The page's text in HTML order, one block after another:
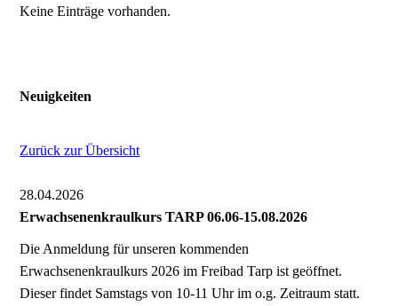
Keine Einträge vorhanden.
Neuigkeiten
Zurück zur Übersicht
28.04.2026
Erwachsenenkraulkurs TARP 06.06-15.08.2026
Die Anmeldung für unseren kommenden
Erwachsenenkraulkurs 2026 im Freibad Tarp ist geöffnet.
Dieser findet Samstags von 10-11 Uhr im o.g. Zeitraum statt.